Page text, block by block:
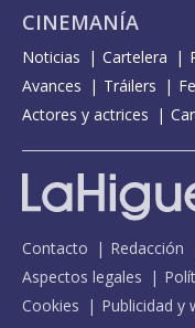
CINEMANÍA
Noticias Cartelera
Avances
Tráilers
Actores y actrices
Contacto Redacción
Aspectos legales
Cookies
Publicidad y